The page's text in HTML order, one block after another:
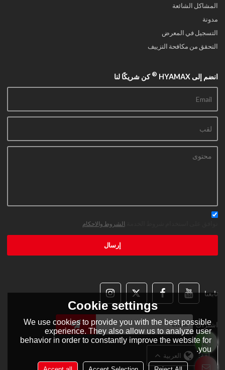
المشاكل الشائعة
مدونة
التسجيل في المعرض
التحقق من مكافحة التزييف
انضم إلى HYAMAX ® كن شريكًا لنا
الشروط والاحكام
إرسال
تابعنا
اشتراك
لغة: العربية
Cookie settings
We use cookies to provide you with the best possible
experience. They also allow us to analyze user
behavior in order to constantly improve the website for
you.